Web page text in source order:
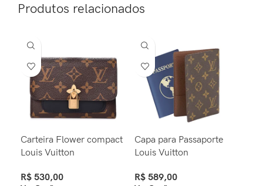
Produtos relacionados
Carteira Flower compact
Louis Vuitton
R$ 530,00
Capa para Passaporte
Louis Vuitton
R$ 589,00